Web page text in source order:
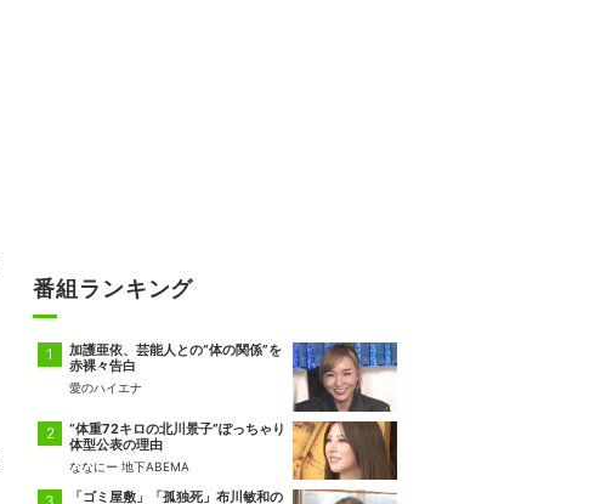
番組ランキング
加護亜依、芸能人との“体の関係”を
赤裸々告白
愛のハイエナ
“体重72キロの北川景子”ぽっちゃり
体型公表の理由
ななにー 地下ABEMA
「ゴミ屋敷」「孤独死」布川敏和の